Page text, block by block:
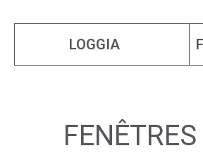
LOGGIA